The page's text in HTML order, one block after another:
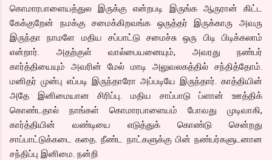
கொமாரபாளையத்துல இருக்கு என்றபடி இருங்க ஆருரான் கிட்ட
கேக்குறேன் நமக்கு சமைக்கிறவங்க ஒருத்தர் இருக்காரு அவரு
இருந்தா நாமளே மதிய சப்பாட்டு சமைச்சு ஒரு பிடி பிடிக்கலாம்
என்றார். அதற்குள் வால்பையனையும், அவரது நண்பர்
கார்த்தியையும் அவரின் மேல் மாடி அலுவலகத்தில் சந்தித்தோம்.
மனிதர் முன்பு எப்படி இருந்தாரோ அப்படியே இருந்தார். காத்தியின்
அதே இனிமையான சிரிப்பு. மதிய சாப்பாடு ப்ளான் ஊத்திக்
கொண்டதால் நாங்கள் கொமாரபாளையம் போவது முடிவாகி,
கார்த்தியின் வண்டியை எடுத்துக் கொண்டு சென்றது
சாப்பாட்டுக்கடை கதை. நீண்ட நாட்களுக்கு பின் நண்பர்களுடனான
சந்திப்பு இனிமை. நன்றி